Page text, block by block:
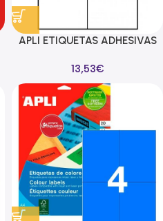
APLI ETIQUETAS ADHESIVAS
C/RECTOS 4 X 100H BLANCO
13,53€